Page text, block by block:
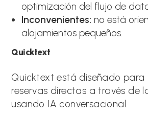
optimización del flujo de
Inconvenientes: no está
alojamientos pequeños.
Quicktext
Quicktext está diseñado para
reservas directas a través de
usando IA conversacional.